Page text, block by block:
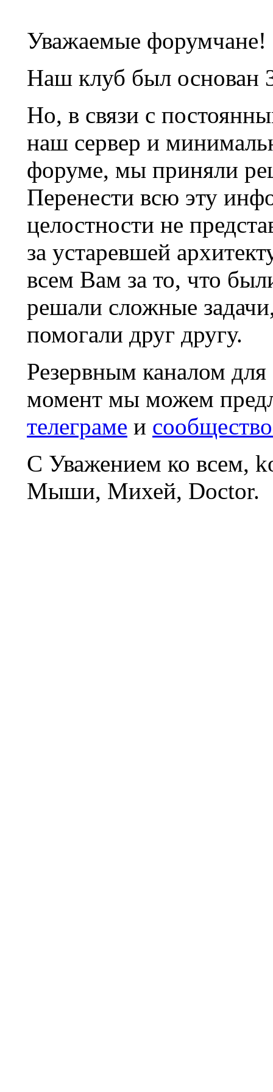
Уважаемые форумчане!
Наш клуб был основан
Но, в связи с
наш сервер и
форуме, мы приняли
Перенести всю эту
целостности не
за устаревшей
всем Вам за то, что
решали сложные
помогали друг другу.
Резервным каналом
момент мы можем
телеграме и
С Уважением ко всем,
Мыши, Михей, Doctor.